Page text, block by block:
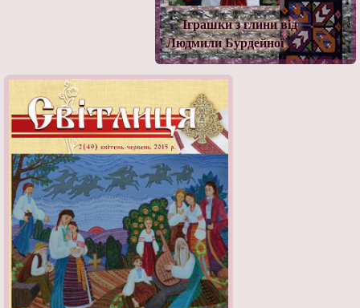
Іграшки з глини від
Людмили Бурдейної